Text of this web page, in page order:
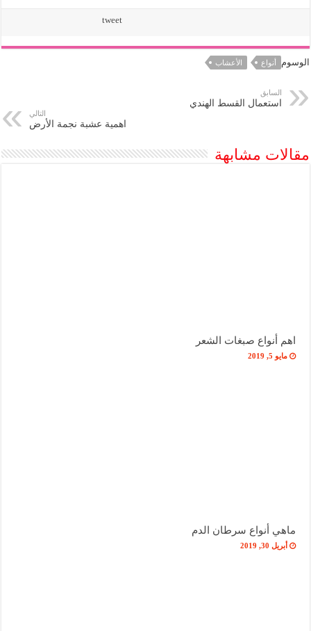
tweet
الوسوم أنواع الأعشاب
السابق
استعمال القسط الهندي
التالي
اهمية عشبة نجمة الأرض
مقالات مشابهة
اهم أنواع صبغات الشعر
مايو 5, 2019
ماهي أنواع سرطان الدم
أبريل 30, 2019